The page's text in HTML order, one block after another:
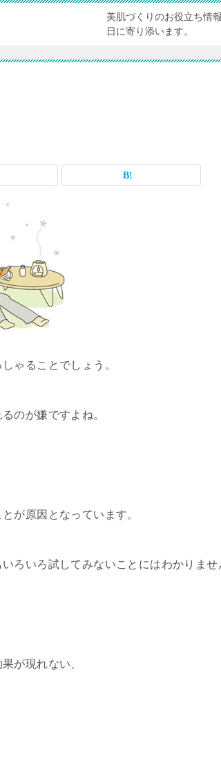
美肌づくりのお役立ち情
日に寄り添います。
ゃることでしょう。
のが嫌ですよね。
が原因となっています。
ろいろ試してみないことにはわかりませ
が現れない、